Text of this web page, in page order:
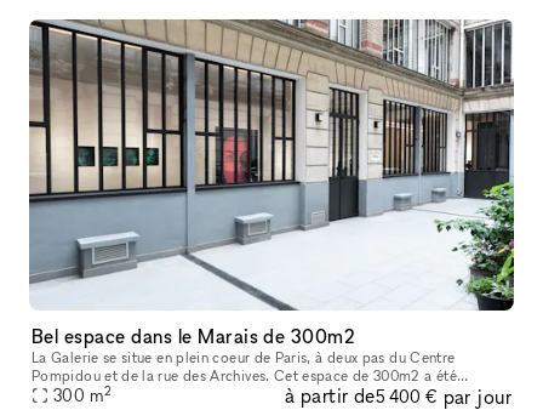
Bel espace dans le Marais de 300m2
La Galerie se situe en plein coeur de Paris, à deux pas du Centre
Pompidou et de la rue des Archives. Cet espace de 300m2 a été
entièrement rénové en 2022 afin d’acceuillir un nouvel espace d’exposit
300 m2 à partir de5 400 € par jour